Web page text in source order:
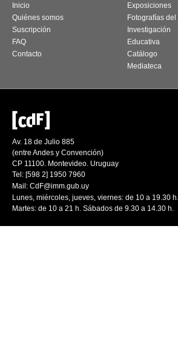
Inicio
Quiénes somos
Suscripción
FAQ
Contacto
Exposiciones
Fotografías del
Investigación
Educativa
Catálogo
Mediateca
Av. 18 de Julio 885
(entre Andes y Convención)
CP 11100. Montevideo. Uruguay
Tel: [598 2] 1950 7960
Mail: CdF@imm.gub.uy
Lunes, miércoles, jueves, viernes: de 10 a 19.30 h.
Martes: de 10 a 21 h. Sábados de 9.30 a 14.30 h.